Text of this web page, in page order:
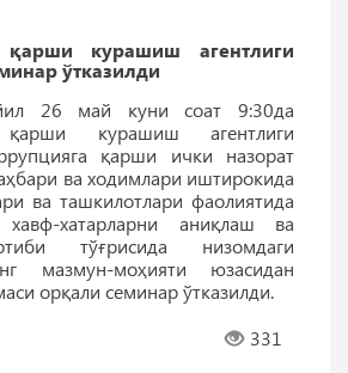
қарши курашиш агентлиги
ўтказилди
26 май куни соат 9:30да
қарши курашиш агентлиги
қарши ички назорат
ва ходимлари иштирокида
ва ташкилотлари фаолиятида
хавф-хатарларни аниқлаш ва
тўғрисида низомдаги
мазмун-моҳияти юзасидан
орқали семинар ўтказилди.
331